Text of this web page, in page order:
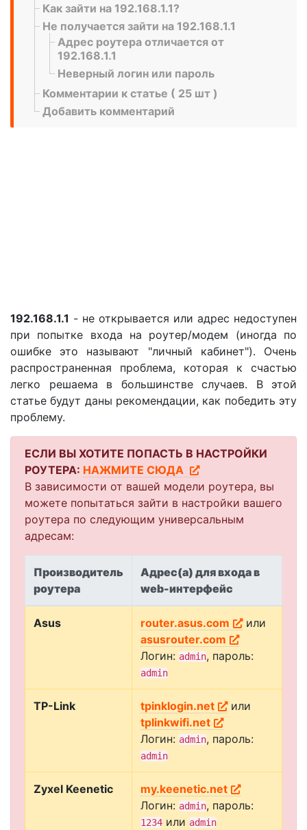
Как зайти на 192.168.1.1?
Не получается зайти на 192.168.1.1
Адрес роутера отличается от
192.168.1.1
Неверный логин или пароль
Комментарии к статье ( 25 шт )
Добавить комментарий
192.168.1.1 - не открывается или адрес недоступен
при попытке входа на роутер/модем (иногда по
ошибке это называют "личный кабинет"). Очень
распространенная проблема, которая к счастью
легко решаема в большинстве случаев. В этой
статье будут даны рекомендации, как победить эту
проблему.
ЕСЛИ ВЫ ХОТИТЕ ПОПАСТЬ В НАСТРОЙКИ
РОУТЕРА: НАЖМИТЕ СЮДА
В зависимости от вашей модели роутера, вы
можете попытаться зайти в настройки вашего
роутера по следующим универсальным
адресам:
Производитель
роутера
Адрес(а) для входа в
web-интерфейс
Asus router.asus.com
или
asusrouter.com
Логин: admin, пароль:
admin
TP-Link tpinklogin.net
или
tplinkwifi.net
Логин: admin, пароль:
admin
Zyxel Keenetic
my.keenetic.net
Логин: admin, пароль:
1234 или admin